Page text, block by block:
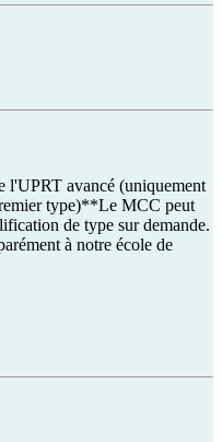
l'UPRT avancé (uniquement
type)**Le MCC peut
de type sur demande.
à notre école de